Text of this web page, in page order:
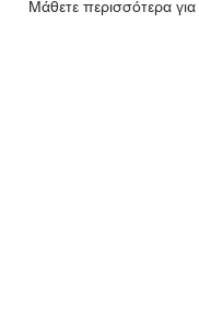
Μάθετε περισσότερα